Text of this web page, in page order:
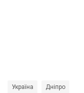
Україна Дніпро